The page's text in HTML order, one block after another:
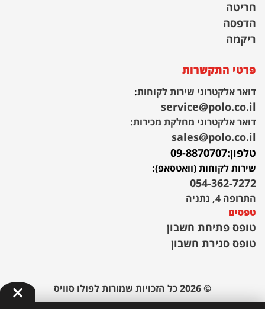
חריטה
הדפסה
ריקמה
פרטי התקשרות
דואר אלקטרוני שירות לקוחות:
service@polo.co.il
דואר אלקטרוני מחלקת מכירות:
sales@polo.co.il
טלפון:09-8870707
שירות לקוחות (וואטסאפ):
054-362-7272
התרופה 4, נתניה
טפסים
טופס פתיחת חשבון
טופס סגירת חשבון
© 2026 כל הזכויות שמורות לפולו סוויס